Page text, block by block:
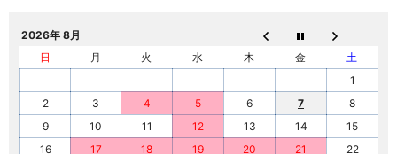
2026年 8月
日
月 火 水 木 金
土
1
2
3 4 5 6 7
8
9
10 11 12 13 14
15
16
17 18 19 20 21
22